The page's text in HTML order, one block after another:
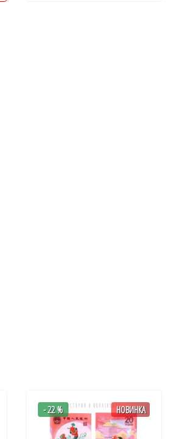
- 22 % НОВИНКА